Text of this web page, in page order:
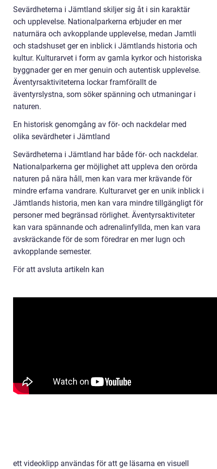
Sevärdheterna i Jämtland skiljer sig åt i sin karaktär
och upplevelse. Nationalparkerna erbjuder en mer
naturnära och avkopplande upplevelse, medan Jamtli
och stadshuset ger en inblick i Jämtlands historia och
kultur. Kulturarvet i form av gamla kyrkor och historiska
byggnader ger en mer genuin och autentisk upplevelse.
Äventyrsaktiviteterna lockar framförallt de
äventyrslystna, som söker spänning och utmaningar i
naturen.
En historisk genomgång av för- och nackdelar med
olika sevärdheter i Jämtland
Sevärdheterna i Jämtland har både för- och nackdelar.
Nationalparkerna ger möjlighet att uppleva den orörda
naturen på nära håll, men kan vara mer krävande för
mindre erfarna vandrare. Kulturarvet ger en unik inblick i
Jämtlands historia, men kan vara mindre tillgängligt för
personer med begränsad rörlighet. Äventyrsaktiviteter
kan vara spännande och adrenalinfyllda, men kan vara
avskräckande för de som föredrar en mer lugn och
avkopplande semester.
För att avsluta artikeln kan
ett videoklipp användas för att ge läsarna en visuell